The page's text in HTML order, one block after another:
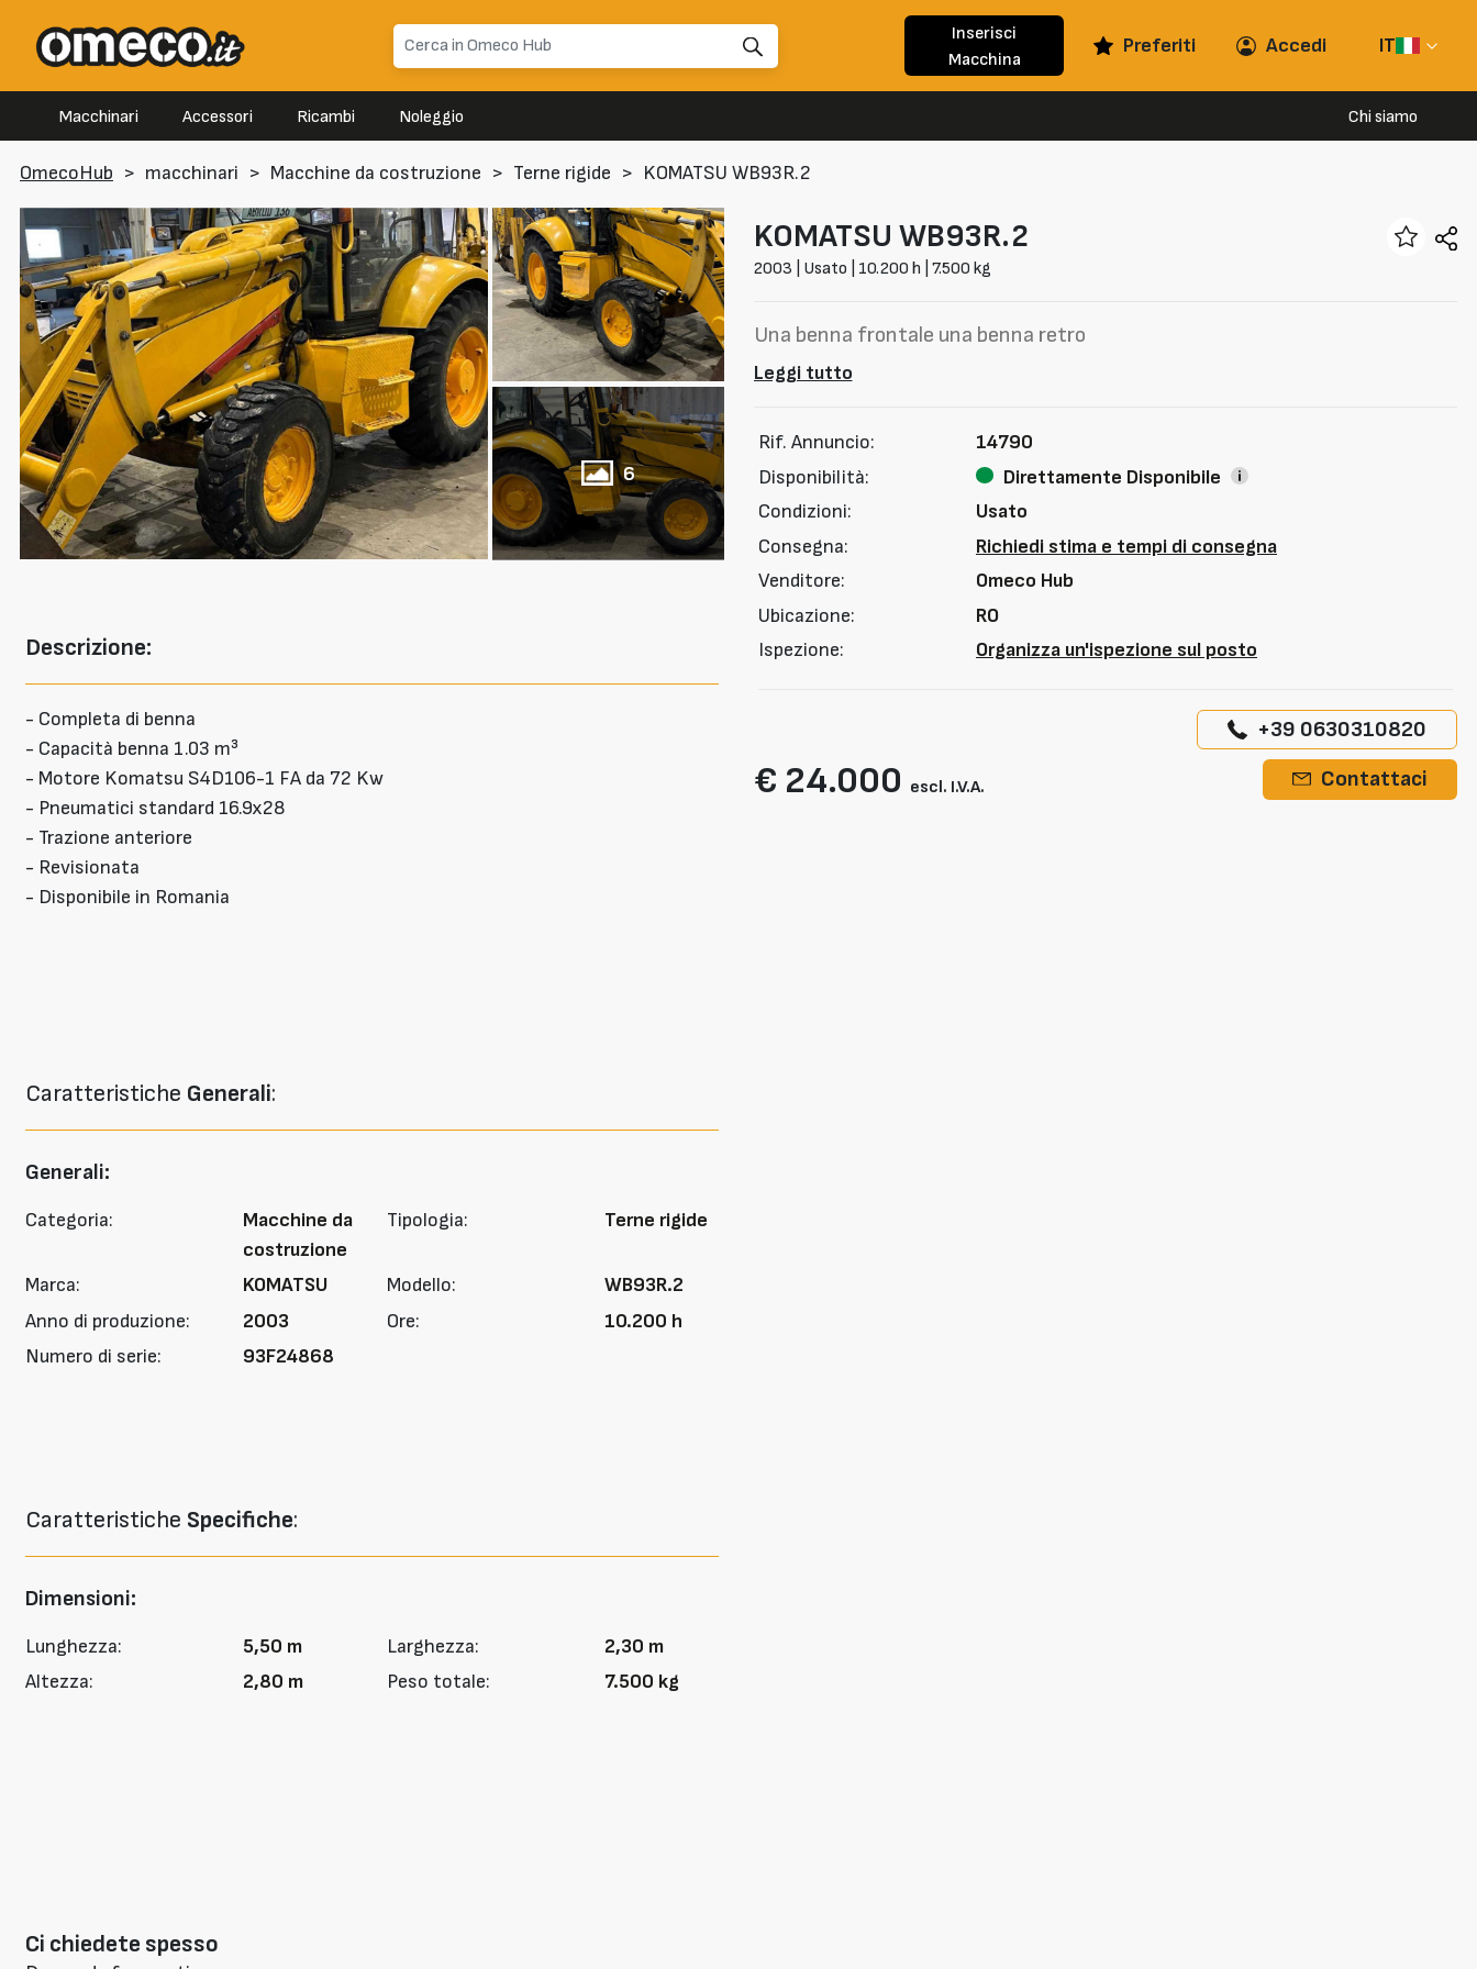
Inserisci
Macchina
Preferiti Accedi IT
Macchinari Accessori Ricambi Noleggio Chi siamo
OmecoHub > macchinari > Macchine da costruzione > Terne rigide > KOMATSU WB93R.2
6
Descrizione:
- Completa di benna
- Capacità benna 1.03 m³
- Motore Komatsu S4D106-1 FA da 72 Kw
- Pneumatici standard 16.9x28
- Trazione anteriore
- Revisionata
- Disponibile in Romania
Caratteristiche Generali:
Generali:
Categoria:
Macchine da
costruzione
Tipologia: Terne rigide
Marca: KOMATSU Modello:
WB93R.2
Anno di produzione:
2003 Ore:
10.200 h
Numero di serie:
93F24868
Caratteristiche Specifiche:
Dimensioni:
Lunghezza: 5,50 m Larghezza:
2,30 m
Altezza:
2,80 m Peso totale: 7.500 kg
Ci chiedete spesso
KOMATSU WB93R.2
2003 | Usato | 10.200 h | 7.500 kg
Una benna frontale una benna retro
Leggi tutto
Rif. Annuncio:
14790
Disponibilità:
Direttamente Disponibile
Condizioni:
Usato
Consegna:
Richiedi stima e tempi di consegna
Venditore:
Omeco Hub
Ubicazione:
RO
Ispezione:
Organizza un'ispezione sul posto
€ 24.000 escl. I.V.A.
+39 0630310820
Contattaci